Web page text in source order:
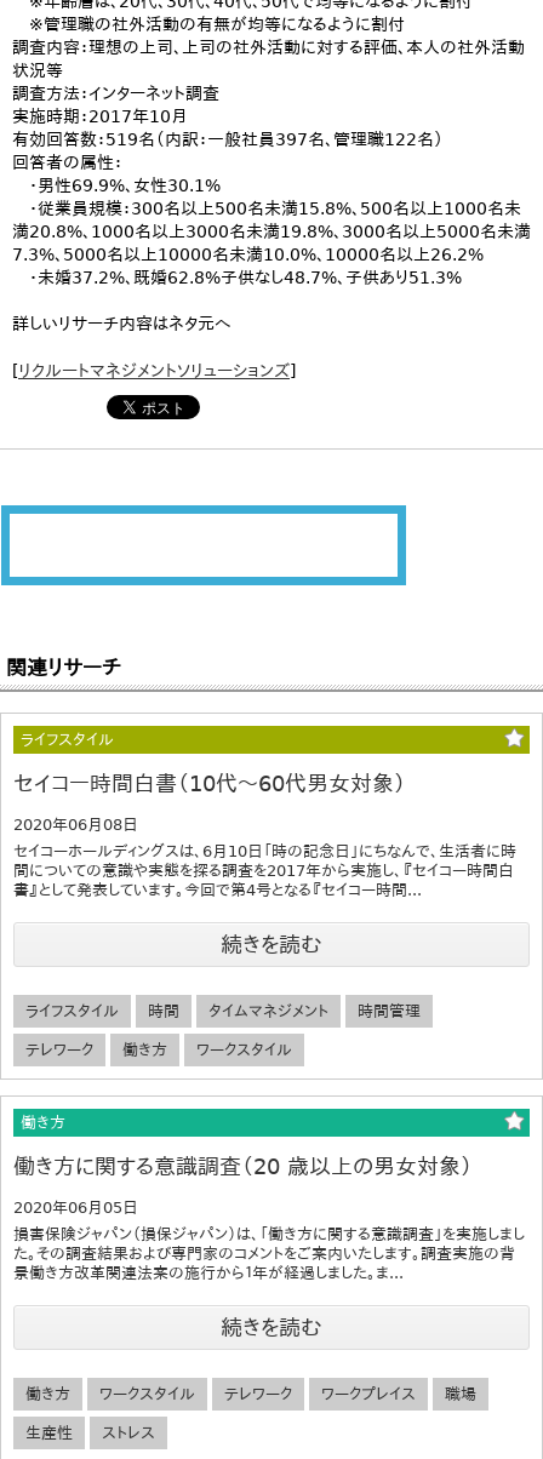
※管理職の社外活動の有無が均等になるように割付
調査内容：理想の上司、上司の社外活動に対する評価、本人の社外活動
状況等
調査方法：インターネット調査
実施時期：2017年10月
有効回答数：519名（内訳：一般社員397名、管理職122名）
回答者の属性：
・男性69.9%、女性30.1%
・従業員規模：300名以上500名未満15.8%、500名以上1000名未
満20.8%、1000名以上3000名未満19.8%、3000名以上5000名未満
7.3%、5000名以上10000名未満10.0%、10000名以上26.2%
・未婚37.2%、既婚62.8%子供なし48.7%、子供あり51.3%
詳しいリサーチ内容はネタ元へ
[リクルートマネジメントソリューションズ]
関連リサーチ
ライフスタイル
セイコー時間白書（10代～60代男女対象）
2020年06月08日
セイコーホールディングスは、6月10日「時の記念日」にちなんで、生活者に時
間についての意識や実態を探る調査を2017年から実施し、『セイコー時間白
書』として発表しています。今回で第4号となる『セイコー時間...
続きを読む
ライフスタイル 時間 タイムマネジメント 時間管理
テレワーク 働き方 ワークスタイル
働き方
働き方に関する意識調査（20 歳以上の男女対象）
2020年06月05日
損害保険ジャパン（損保ジャパン）は、「働き方に関する意識調査」を実施しまし
た。その調査結果および専門家のコメントをご案内いたします。調査実施の背
景働き方改革関連法案の施行から１年が経過しました。ま...
続きを読む
働き方 ワークスタイル テレワーク ワークプレイス 職場
生産性 ストレス